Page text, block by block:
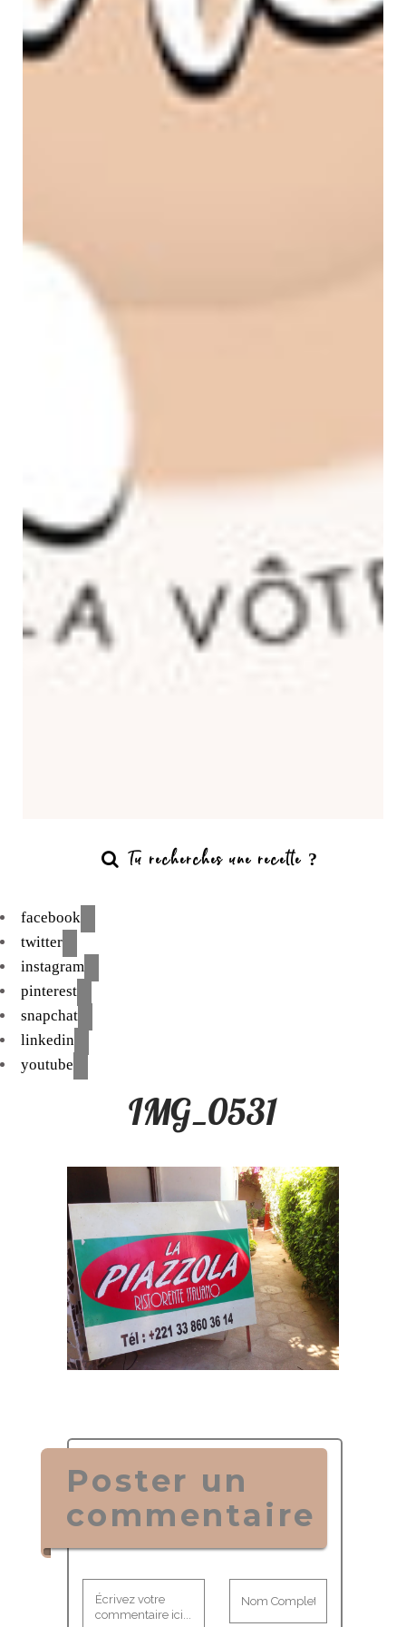
facebook
twitter
instagram
pinterest
snapchat
linkedin
youtube
IMG_0531
Poster un
commentaire